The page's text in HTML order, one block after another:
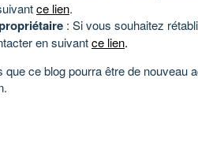
ce lien.
: Si vous souhaitez
en suivantce lien.
que ce blog pourra être de nouveau